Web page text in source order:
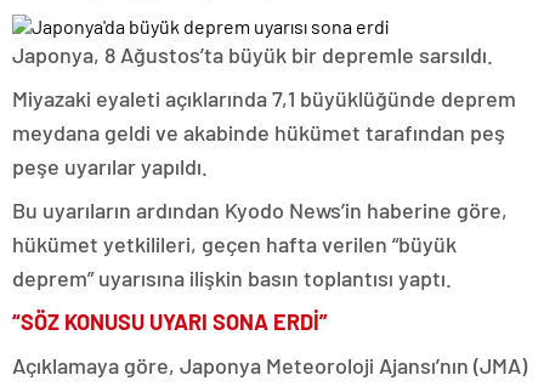
Japonya, 8 Ağustos’ta büyük bir depremle sarsıldı.
Miyazaki eyaleti açıklarında 7,1 büyüklüğünde deprem
meydana geldi ve akabinde hükümet tarafından peş
peşe uyarılar yapıldı.
Bu uyarıların ardından Kyodo News’in haberine göre,
hükümet yetkilileri, geçen hafta verilen “büyük
deprem” uyarısına ilişkin basın toplantısı yaptı.
“SÖZ KONUSU UYARI SONA ERDİ”
Açıklamaya göre, Japonya Meteoroloji Ajansı’nın (JMA)